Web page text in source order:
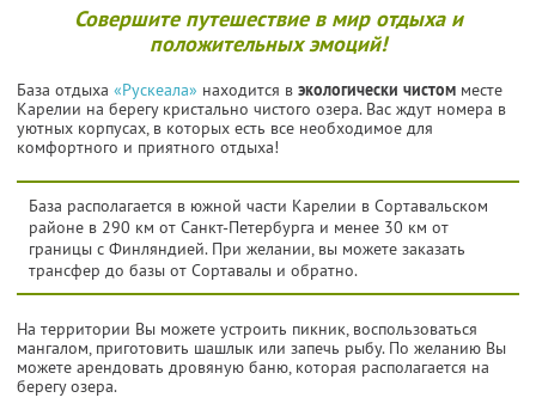
Совершите путешествие в мир отдыха и
положительных эмоций!
База отдыха «Рускеала» находится в экологически чистом месте
Карелии на берегу кристально чистого озера. Вас ждут номера в
уютных корпусах, в которых есть все необходимое для
комфортного и приятного отдыха!
База располагается в южной части Карелии в Сортавальском
районе в 290 км от Санкт-Петербурга и менее 30 км от
границы с Финляндией. При желании, вы можете заказать
трансфер до базы от Сортавалы и обратно.
На территории Вы можете устроить пикник, воспользоваться
мангалом, приготовить шашлык или запечь рыбу. По желанию Вы
можете арендовать дровяную баню, которая располагается на
берегу озера.